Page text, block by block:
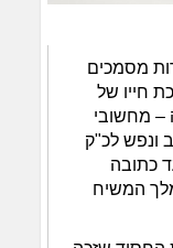
מסמכים
חייו של
– מחשובי
ונפש לכ"ק
כתובה
המשיח